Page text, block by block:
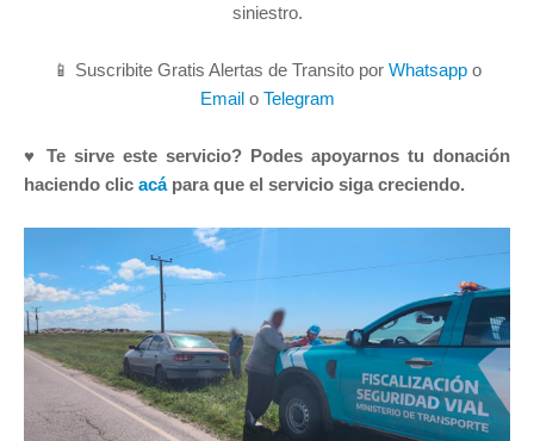
siniestro.
📱 Suscribite Gratis Alertas de Transito por Whatsapp o
Emailo Telegram
♥ Te sirve este servicio? Podes apoyarnos tu donación
haciendo clic acápara que el servicio siga creciendo.